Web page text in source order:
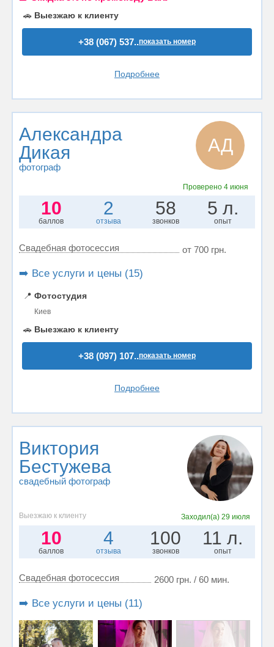
🚗 Выезжаю к клиенту
+38 (067) 537..показать номер
Подробнее
Александра
Дикая
фотограф
АД
Проверено4 июня
10
баллов
2
отзыва
58
звонков
5 л.
опыт
Свадебная фотосессия от 700 грн.
➡️ Все услуги и цены (15)
📍 Фотостудия
Киев
🚗 Выезжаю к клиенту
+38 (097) 107..показать номер
Подробнее
Виктория
Бестужева
свадебный фотограф
Выезжаю к клиенту Заходил(а)29 июля
10
баллов
4
отзыва
100
звонков
11 л.
опыт
Свадебная фотосессия 2600 грн. / 60 мин.
➡️ Все услуги и цены (11)